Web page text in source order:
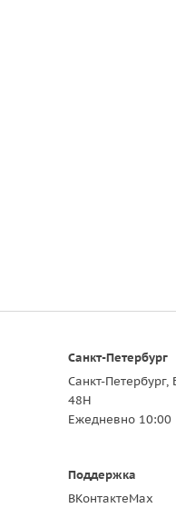
Санкт-Петербург
Санкт-
48Н
Ежедневно
Поддержка
ВКонтактеMax